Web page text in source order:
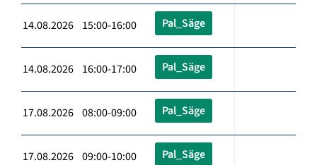
14.08.2026 15:00-16:00 Pal_Säge
14.08.2026 16:00-17:00 Pal_Säge
17.08.2026 08:00-09:00 Pal_Säge
17.08.2026 09:00-10:00 Pal_Säge